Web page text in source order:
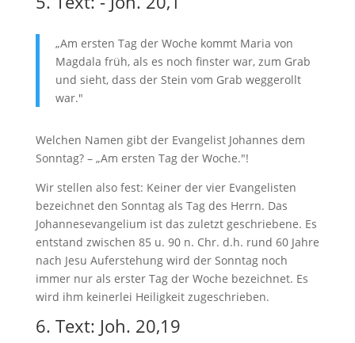
„Am ersten Tag der Woche kommt Maria von
Magdala früh, als es noch finster war, zum Grab
und sieht, dass der Stein vom Grab weggerollt
war."
Welchen Namen gibt der Evangelist Johannes dem
Sonntag? – „Am ersten Tag der Woche."!
Wir stellen also fest: Keiner der vier Evangelisten
bezeichnet den Sonntag als Tag des Herrn. Das
Johannesevangelium ist das zuletzt geschriebene. Es
entstand zwischen 85 u. 90 n. Chr. d.h. rund 60 Jahre
nach Jesu Auferstehung wird der Sonntag noch
immer nur als erster Tag der Woche bezeichnet. Es
wird ihm keinerlei Heiligkeit zugeschrieben.
6. Text: Joh. 20,19